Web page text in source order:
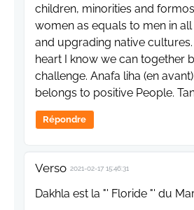
children, minorities and
women as equals to men in
and upgrading native
heart I know we can together
challenge. Anafa liha (en
belongs to positive People.
Répondre
Verso 2021-02-17 15:46:31
Dakhla est la "' Floride "' du